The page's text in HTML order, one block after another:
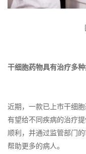
干细胞药物具有治疗多
近期，一款已上市干细
有望给不同疾病的治疗
顺利，并通过监管部门
帮助更多的病人。